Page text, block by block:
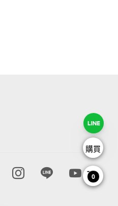
Facebook page
Instagram page
Line pageYoutube
購買
0